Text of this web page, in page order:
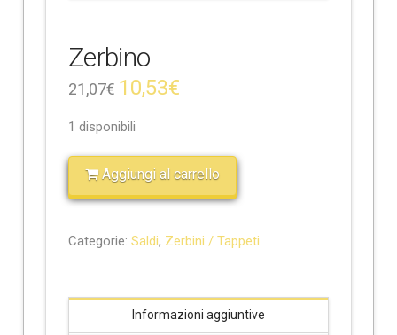
eZerbino
21,07€ 10,53€
1 disponibili
Aggiungi al carrello
Categorie: Saldi, Zerbini / Tappeti
Informazioni aggiuntive